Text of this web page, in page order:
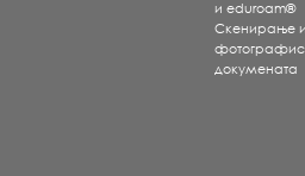
и eduroam®
Скенирање и
докумената